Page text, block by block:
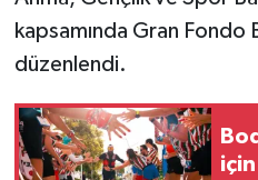
kapsamında Gran Fondo
düzenlendi.
için